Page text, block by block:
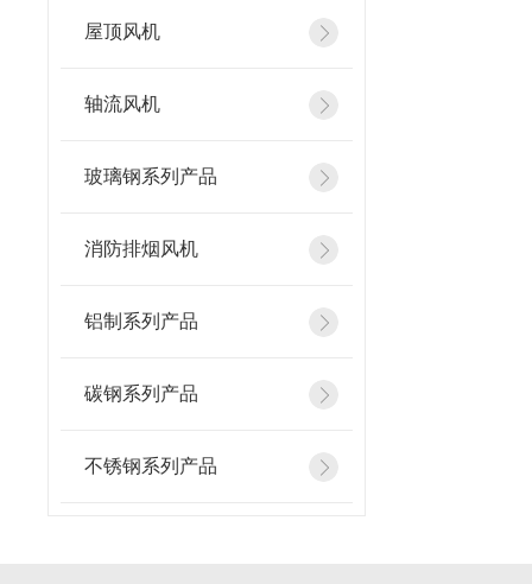
屋顶风机
轴流风机
玻璃钢系列产品
消防排烟风机
铝制系列产品
碳钢系列产品
不锈钢系列产品